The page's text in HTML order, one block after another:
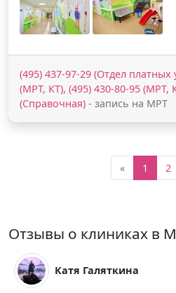
(495) 437-97-29 (Отдел платных
(МРТ, КТ), (495) 430-80-95 (МРТ,
(Справочная) - запись на МРТ
« 1 2
Отзывы о клиниках в
Катя Галяткина